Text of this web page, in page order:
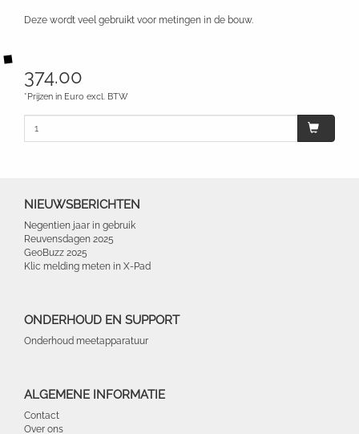
Deze wordt veel gebruikt voor metingen in de bouw.
374.00
*Prijzen in Euro excl. BTW
NIEUWSBERICHTEN
Negentien jaar in gebruik
Reuvensdagen 2025
GeoBuzz 2025
Klic melding meten in X-Pad
ONDERHOUD EN SUPPORT
Onderhoud meetapparatuur
ALGEMENE INFORMATIE
Contact
Over ons